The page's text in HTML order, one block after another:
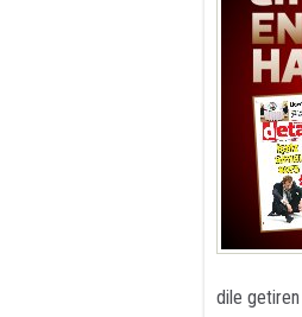
dile getiren